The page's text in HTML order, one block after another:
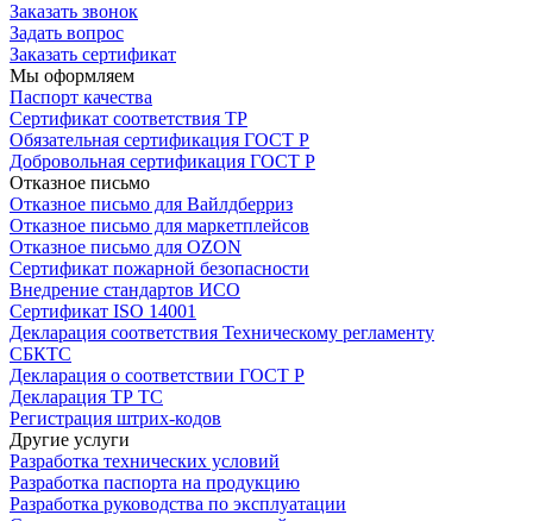
Заказать звонок
Задать вопрос
Заказать сертификат
Мы оформляем
Паспорт качества
Сертификат соответствия ТР
Обязательная сертификация ГОСТ Р
Добровольная сертификация ГОСТ Р
Отказное письмо
Отказное письмо для Вайлдберриз
Отказное письмо для маркетплейсов
Отказное письмо для OZON
Сертификат пожарной безопасности
Внедрение стандартов ИСО
Сертификат ISO 14001
Декларация соответствия Техническому регламенту
СБКТС
Декларация о соответствии ГОСТ Р
Декларация ТР ТС
Регистрация штрих-кодов
Другие услуги
Разработка технических условий
Разработка паспорта на продукцию
Разработка руководства по эксплуатации